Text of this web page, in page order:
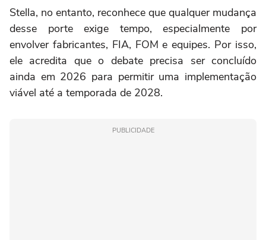
Stella, no entanto, reconhece que qualquer mudança
desse porte exige tempo, especialmente por
envolver fabricantes, FIA, FOM e equipes. Por isso,
ele acredita que o debate precisa ser concluído
ainda em 2026 para permitir uma implementação
viável até a temporada de 2028.
PUBLICIDADE